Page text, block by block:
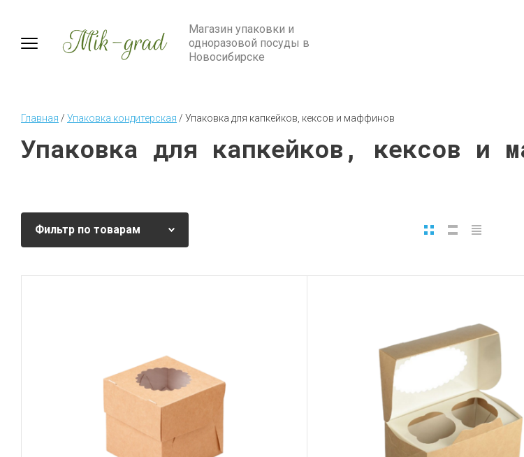
Магазин упаковки и
одноразовой посуды в
Новосибирске
Главная / Упаковка кондитерская / Упаковка для капкейков, кексов и маффинов
Упаковка для капкейков, кексов и
Фильтр по товарам